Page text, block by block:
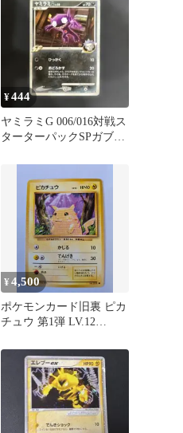
¥444
ヤミラミG 006/016対戦ス
ターターパックSPガブリ
¥4,500
ポケモンカード旧裏 ピカ
チュウ 第1弾 LV.12